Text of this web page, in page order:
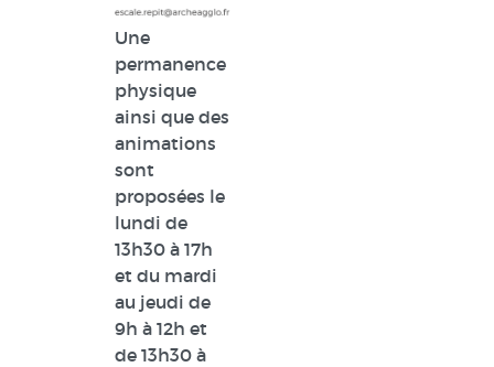
Une
permanence
physique
ainsi que des
animations
sont
proposées le
lundi de
13h30 à 17h
et du mardi
au jeudi de
9h à 12h et
de 13h30 à